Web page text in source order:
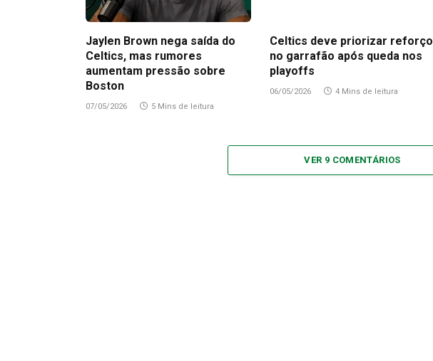
Jaylen Brown nega saída do
Celtics, mas rumores
aumentam pressão sobre
Boston
07/05/2026 5 Mins de leitura
Celtics deve priorizar reforço
no garrafão após queda nos
playoffs
06/05/2026 4 Mins de leitura
VER 9 COMENTÁRIOS